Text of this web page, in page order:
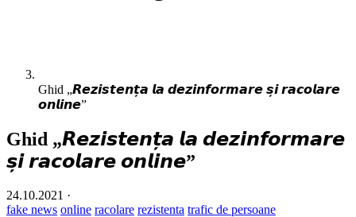
Ghid „𝙍𝙚𝙯𝙞𝙨𝙩𝙚𝙣𝙩̦𝙖 𝙡𝙖 𝙙𝙚𝙯𝙞𝙣𝙛𝙤𝙧𝙢𝙖𝙧𝙚 𝙨̦𝙞 𝙧𝙖𝙘𝙤𝙡𝙖𝙧𝙚
𝙤𝙣𝙡𝙞𝙣𝙚”
Ghid „𝙍𝙚𝙯𝙞𝙨𝙩𝙚𝙣𝙩̦𝙖 𝙡𝙖 𝙙𝙚𝙯𝙞𝙣𝙛𝙤𝙧𝙢𝙖𝙧𝙚
𝙨̦𝙞 𝙧𝙖𝙘𝙤𝙡𝙖𝙧𝙚 𝙤𝙣𝙡𝙞𝙣𝙚”
24.10.2021 ·
fake news online racolare rezistenta trafic de persoane